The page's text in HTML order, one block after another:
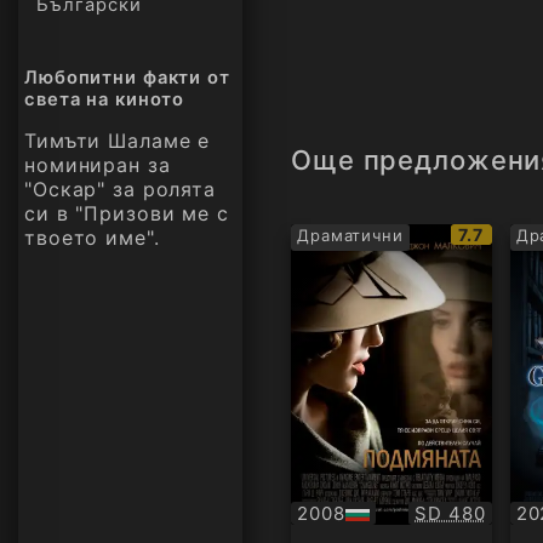
Български
Любопитни факти от
света на киното
Тимъти Шаламе е
номиниран за
"Оскар" за ролята
си в "Призови ме с
твоето име".
Още
Драматични
IMDb
рейтинг:
7.7
2008
БГ
Качество:
SD 480